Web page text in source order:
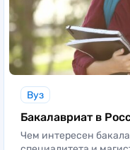
Вуз
Бакалавриат в
Чем интересен